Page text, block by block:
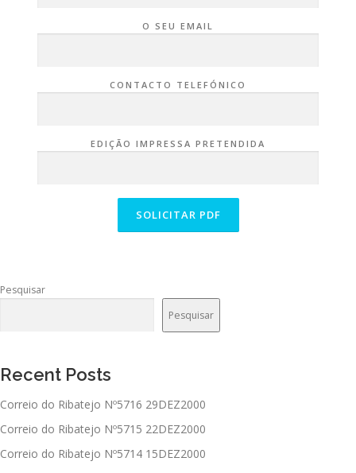
O SEU EMAIL
CONTACTO TELEFÓNICO
EDIÇÃO IMPRESSA PRETENDIDA
Pesquisar
Pesquisar
Recent Posts
Correio do Ribatejo Nº5716 29DEZ2000
Correio do Ribatejo Nº5715 22DEZ2000
Correio do Ribatejo Nº5714 15DEZ2000